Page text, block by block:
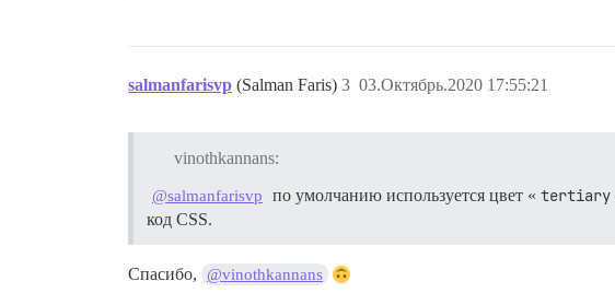
salmanfarisvp (Salman Faris) 03.Октябрь.2020 17:55:21
3
vinothkannans:
@salmanfarisvp по умолчанию используется цвет « tertiary
код CSS.
Спасибо, @vinothkannans